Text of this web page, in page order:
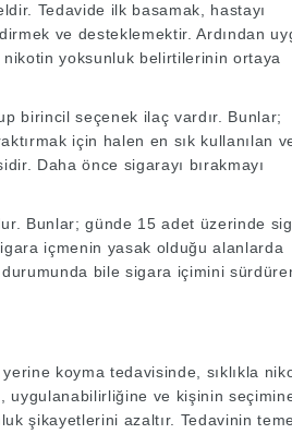
Tedavide ilk basamak, hastayı
ve desteklemektir. Ardından
nikotin yoksunluk belirtilerinin ortaya
birincil seçenek ilaç vardır. Bunlar;
için halen en sık kullanılan
Daha önce sigarayı bırakmayı
Bunlar; günde 15 adet üzerinde
içmenin yasak olduğu alanlarda
durumunda bile sigara içimini
koyma tedavisinde, sıklıkla
uygulanabilirliğine ve kişinin
şikayetlerini azaltır. Tedavinin